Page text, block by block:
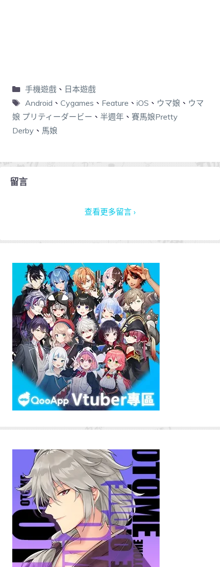
手機遊戲、 日本遊戲
Android 、 Cygames 、 Feature 、 iOS 、 ウマ娘 、 ウマ
娘 プリティーダービー 、 半週年 、 賽馬娘Pretty
Derby 、 馬娘
留言
查看更多留言 ›